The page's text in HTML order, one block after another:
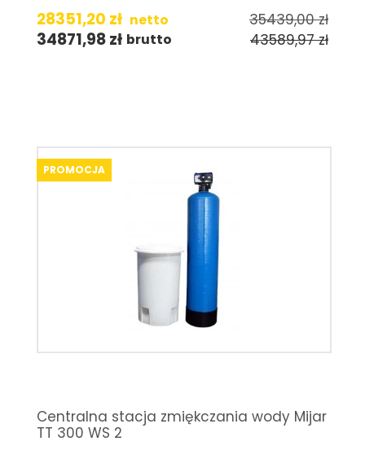
28351,20 zł netto 35439,00zł
34871,98zł brutto 43589,97zł
PROMOCJA
Centralna stacja zmiękczania wody Mijar
TT 300 WS 2